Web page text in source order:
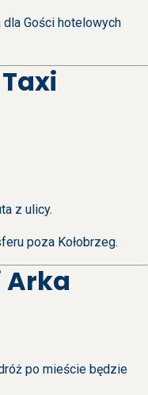
Gości hotelowych
z ulicy.
poza Kołobrzeg.
Arka
po mieście będzie